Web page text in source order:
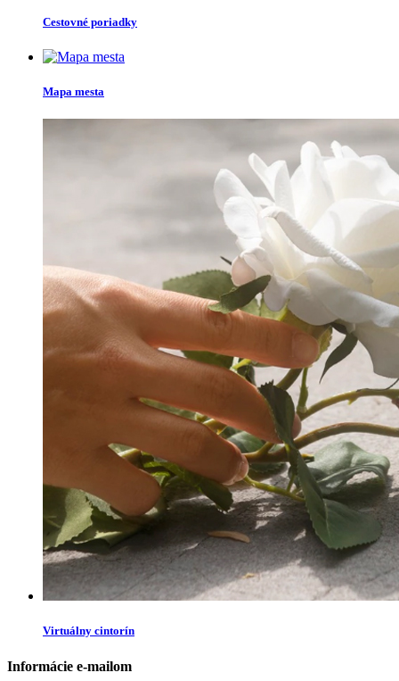
Cestovné poriadky
Mapa mesta
Virtuálny cintorín
Informácie e-mailom